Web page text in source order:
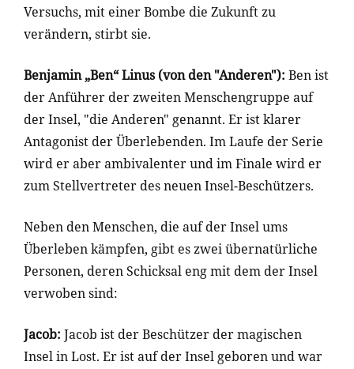
Versuchs, mit einer Bombe die Zukunft zu
verändern, stirbt sie.
Benjamin „Ben“ Linus (von den "Anderen"): Ben ist
der Anführer der zweiten Menschengruppe auf
der Insel, "die Anderen" genannt. Er ist klarer
Antagonist der Überlebenden. Im Laufe der Serie
wird er aber ambivalenter und im Finale wird er
zum Stellvertreter des neuen Insel-Beschützers.
Neben den Menschen, die auf der Insel ums
Überleben kämpfen, gibt es zwei übernatürliche
Personen, deren Schicksal eng mit dem der Insel
verwoben sind:
Jacob: Jacob ist der Beschützer der magischen
Insel in Lost. Er ist auf der Insel geboren und war